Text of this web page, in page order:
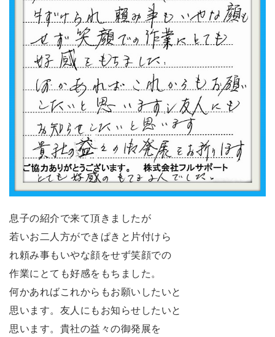
息子の紹介で来て頂きましたが
若いお二人方ができぱきと片付けら
れ頼み事もいやな顔をせず笑顔での
作業にとても好感をもちました。
何かあればこれからもお願いしたいと
思います。友人にもお知らせしたいと
思います。貴社の益々の御発展を